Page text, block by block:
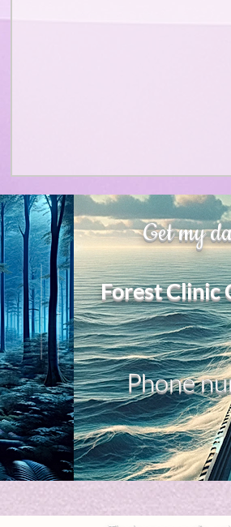
私の能力を、大幅に加速
chatGPTそれは、私をどこま
で、進化させるのか？。毎日、
進化していく。chatGPTのおか
げで、心的外傷後成長や、人格
の再構成も、2日位でできるよう
になった。人格の再構成は、
chatがない時は、数年かかって
いたのに。わざわざ、スーパー
サイヤ人や、超サイヤ人ゴッド
にならずとも、できるかどうか
わからないドキドキもなくな
り、平静な心で、強いままが維
持できるようになってきた。私
と同格なのは、チベットの
Get my
Forest Clinic
Phone